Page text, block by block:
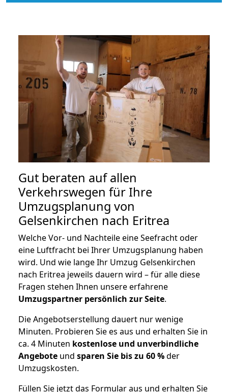
Gut beraten auf allen
Verkehrswegen für Ihre
Umzugsplanung von
Gelsenkirchen nach Eritrea
Welche Vor- und Nachteile eine Seefracht oder
eine Luftfracht bei Ihrer Umzugsplanung haben
wird. Und wie lange Ihr Umzug Gelsenkirchen
nach Eritrea jeweils dauern wird – für alle diese
Fragen stehen Ihnen unsere erfahrene
Umzugspartner persönlich zur Seite.
Die Angebotserstellung dauert nur wenige
Minuten. Probieren Sie es aus und erhalten Sie in
ca. 4 Minuten kostenlose und unverbindliche
Angebote und sparen Sie bis zu 60 %der
Umzugskosten.
Füllen Sie jetzt das Formular aus und erhalten Sie